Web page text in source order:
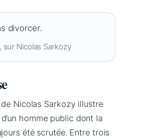
divorcer.
Nicolas Sarkozy
Nicolas Sarkozy illustre
homme public dont la
été scrutée. Entre trois